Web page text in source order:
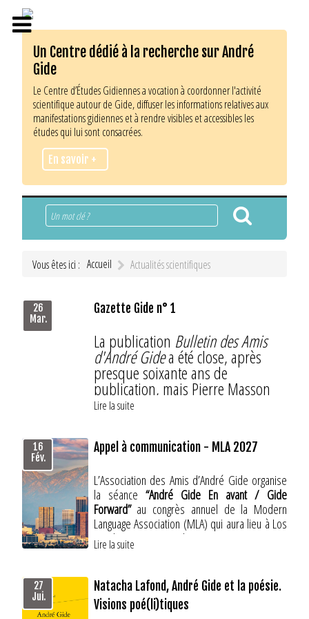
Un Centre dédié à la recherche sur André
Gide
Le Centre d’Études Gidiennes a vocation à coordonner l'activité
scientifique autour de Gide, diffuser les informations relatives aux
manifestations gidiennes et à rendre visibles et accessibles les
études qui lui sont consacrées.
En savoir +
Rechercher
Vous êtes ici : Accueil Actualités scientifiques
26
Mar.
Gazette Gide n° 1
La publication Bulletin des Amis
d'André Gidea été close, après
presque soixante ans de
publication, mais Pierre Masson
qui en était le directeur propose
accessible gratuitement et
directement en ligne.
Pour découvrir le premier numéro
:
Gazette Gide n°1
Lire la suite
16
Fév.
Appel à communication - MLA 2027
L’Association des Amis d’André Gide organise
la séance “André Gide En avant / Gide
Forward”au congrès annuel de la Modern
Language Association (MLA) qui aura lieu à Los
Angeles (Etats-Unis) du 7 au 10 janvier 2027.
communication d’environ 250 mots avant le 16
mars 2026 à Christine Armstrong
(armstrong@denison.edu
Lire la suite
27
Jui.
Natacha Lafond, André Gide et la poésie.
Visions poé(li)tiques